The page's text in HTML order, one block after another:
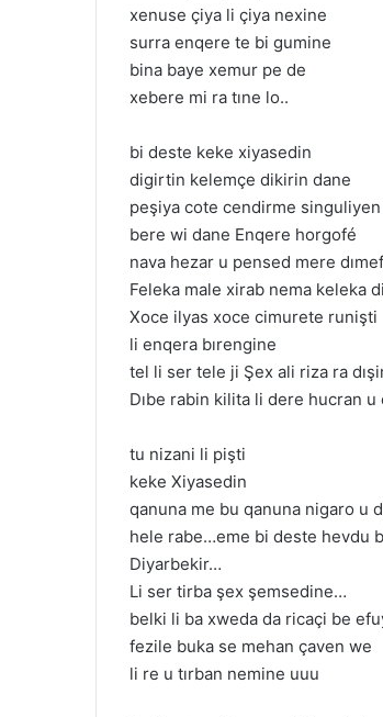
xenuse çiya li çiya nexine
surra enqere te bi gumine
bina baye xemur pe de
xebere mi ra tıne lo..
bi deste keke xiyasedin
digirtin kelemçe dikirin dane
peşiya cote cendirme
bere wi dane Enqere horgofé
nava hezar u pensed mere
Feleka male xirab nema keleka
Xoce ilyas xoce cimurete runişti
li enqera bırengine
tel li ser tele ji Şex ali riza ra
Dıbe rabin kilita li dere hucran u
tu nizani li pişti
keke Xiyasedin
qanuna me bu qanuna nigaro u
hele rabe…eme bi deste hevdu
Diyarbekir…
Li ser tirba şex şemsedine…
belki li ba xweda da ricaçi be
fezile buka se mehan çaven we
li re u tırban nemine uuu